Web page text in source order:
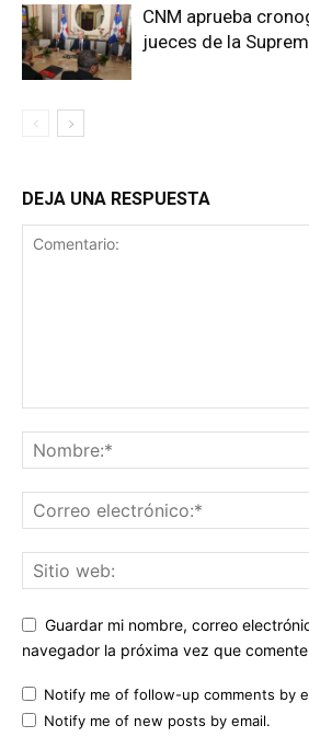
CNM aprueba
jueces de la
DEJA UNA RESPUESTA
Guardar mi nombre, correo
navegador la próxima vez que
Notify me of follow-up comments by
Notify me of new posts by email.